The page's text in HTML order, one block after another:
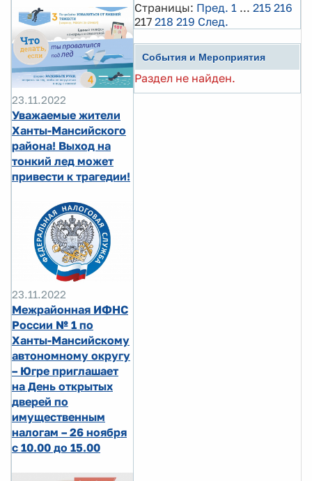
23.11.2022
Уважаемые жители
Ханты-Мансийского
района! Выход на
тонкий лед может
привести к трагедии!
23.11.2022
Межрайонная ИФНС
России № 1 по
Ханты-Мансийскому
автономному округу
– Югре приглашает
на День открытых
дверей по
имущественным
налогам – 26 ноября
с 10.00 до 15.00
Страницы: Пред. 1 ... 215 216
217 218 219 След.
События и Мероприятия
Раздел не найден.